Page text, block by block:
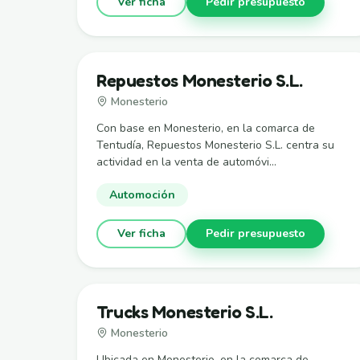
Repuestos Monesterio S.L.
Monesterio
Con base en Monesterio, en la comarca de
Tentudía, Repuestos Monesterio S.L. centra su
actividad en la venta de automóvi...
Automoción
Ver ficha Pedir presupuesto
Trucks Monesterio S.L.
Monesterio